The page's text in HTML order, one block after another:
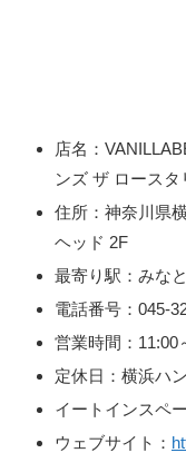
店名：
ンズ ザ ロースタ
住所：神奈川県
ヘッド 2F
最寄り駅：みな
電話番号：045-
営業時間：11:00
定休日：横浜ハ
イートインスペ
ウェブサイト：